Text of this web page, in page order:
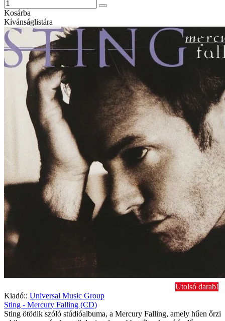
Kosárba
Kívánságlistára
Utolsó darab!
Kiadó:: Universal Music Group
Sting - Mercury Falling (CD)
Sting ötödik szóló stúdióalbuma, a Mercury Falling, amely hűen őrzi